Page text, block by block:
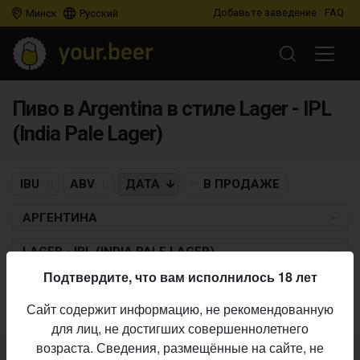
Минск Русский Добавьте заведение FAQ
Пиво в Argentina в стиле Lager - IPL
(India Pale Lager)
IBU ABV ДАТА В ПРОДАЖЕ
АРГЕНТИНА
LAGER - IPL (INDIA PALE LAGER)
Пиво по заданным критериям не найдено
Подтвердите, что вам исполнилось 18 лет
Сайт содержит информацию, не рекомендованную
для лиц, не достигших совершеннолетнего
возраста. Сведения, размещённые на сайте, не